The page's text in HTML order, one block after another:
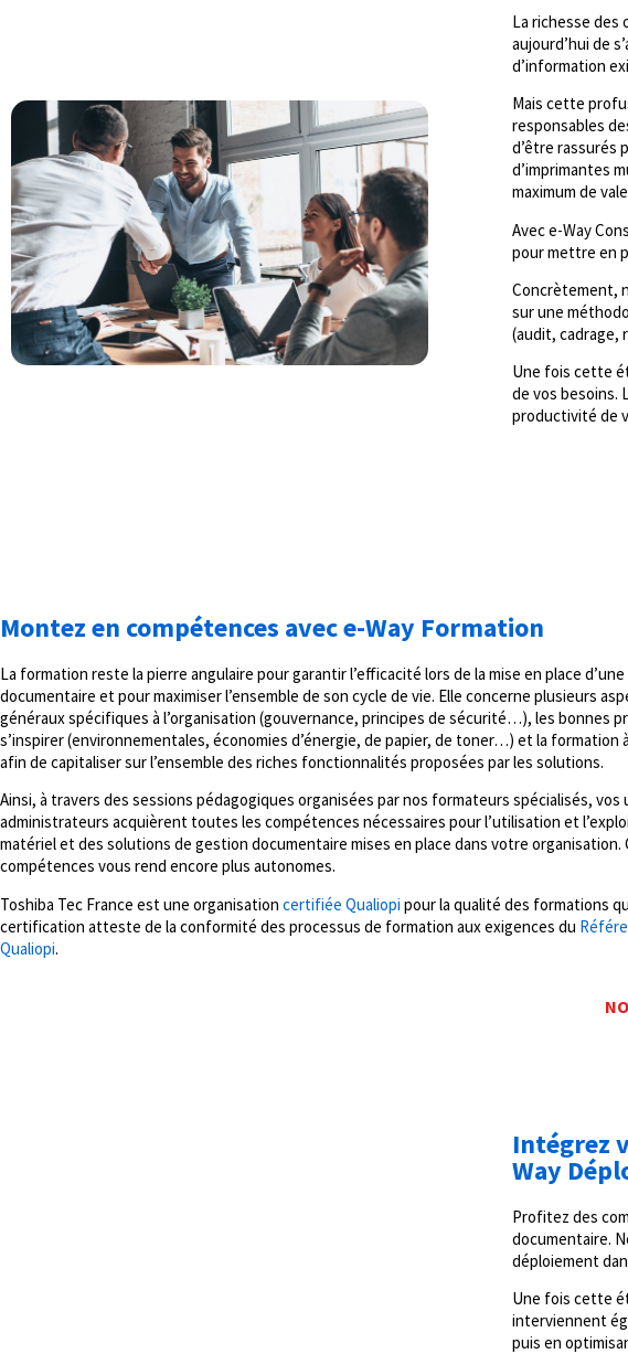
La richesse des
aujourd’hui de
d’information
Mais cette
responsables
d’être rassurés
d’imprimantes
maximum de
Avec e-Way
pour mettre en
Concrètement,
sur une
(audit, cadrage,
Une fois cette
de vos besoins.
productivité de
Montez en compétences avec e-Way Formation
La formation reste la pierre angulaire pour garantir l’efficacité lors de la mise en place
documentaire et pour maximiser l’ensemble de son cycle de vie. Elle concerne plusieurs
généraux spécifiques à l’organisation (gouvernance, principes de sécurité…), les bonnes
s’inspirer (environnementales, économies d’énergie, de papier, de toner…) et la formation
afin de capitaliser sur l’ensemble des riches fonctionnalités proposées par les solutions.
Ainsi, à travers des sessions pédagogiques organisées par nos formateurs spécialisés,
administrateurs acquièrent toutes les compétences nécessaires pour l’utilisation et
matériel et des solutions de gestion documentaire mises en place dans votre
compétences vous rend encore plus autonomes.
Toshiba Tec France est une organisation certifiée Qualiopi pour la qualité des formations
certification atteste de la conformité des processus de formation aux exigences du
Qualiopi.
Intégrez
Way
Profitez des
documentaire.
déploiement
Une fois cette
interviennent
puis en